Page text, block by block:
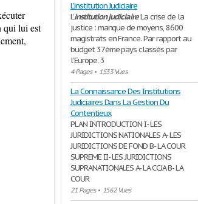
qui lui est
L'institution Judiciaire
L’institution judiciaireLa crise de la
justice : manque de moyens, 8600
magistrats en France. Par rapport au
budget 37ème pays classés par
l’Europe. 3
4 Pages• 1533 Vues
La Connaissance Des Institutions
Judiciaires Dans La Gestion Du
Contentieux
PLAN INTRODUCTION I- LES
JURIDICTIONS NATIONALES A- LES
JURIDICTIONS DE FOND B- LA COUR
SUPREME II- LES JURIDICTIONS
SUPRANATIONALES A- LA CCJA B- LA
COUR
21 Pages• 1562 Vues